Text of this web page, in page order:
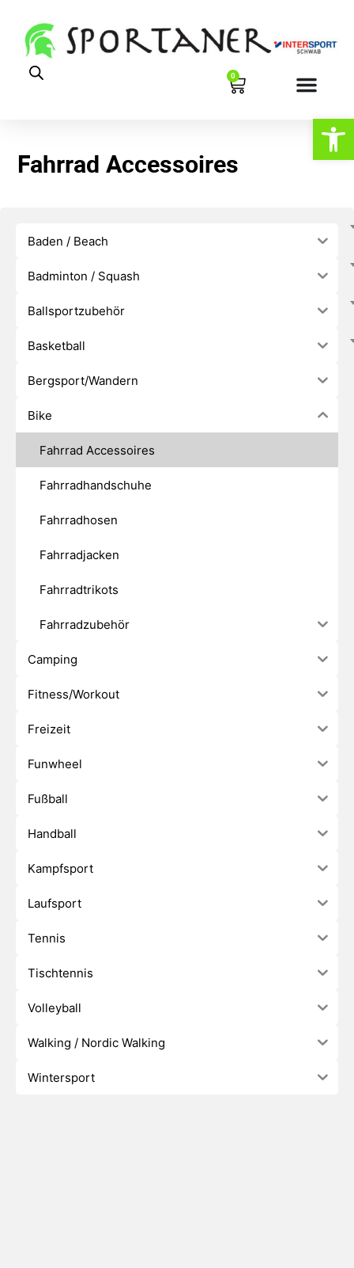
0
Fahrrad Accessoires
Baden / Beach
Badminton / Squash
Ballsportzubehör
Basketball
Bergsport/Wandern
Bike
Fahrrad Accessoires
Fahrradhandschuhe
Fahrradhosen
Fahrradjacken
Fahrradtrikots
Fahrradzubehör
Camping
Fitness/Workout
Freizeit
Funwheel
Fußball
Handball
Kampfsport
Laufsport
Tennis
Tischtennis
Volleyball
Walking / Nordic Walking
Wintersport